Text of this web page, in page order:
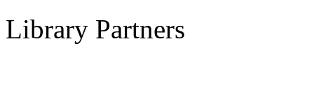
Library Partners